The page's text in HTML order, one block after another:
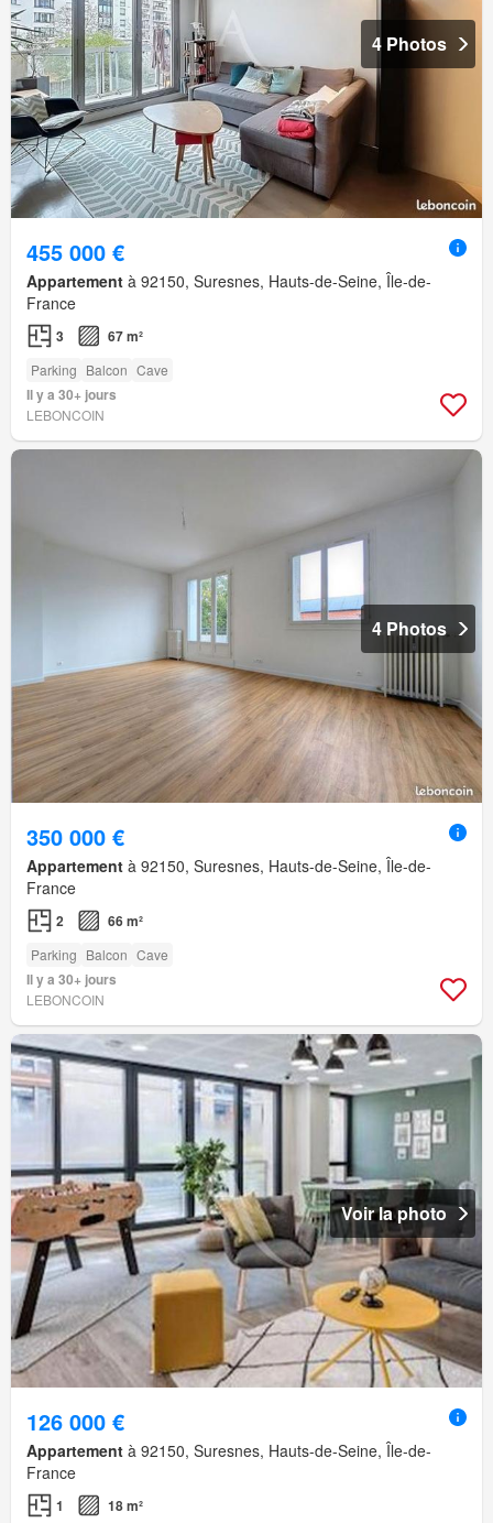
4 Photos
455 000 €
Appartement à 92150, Suresnes, Hauts-de-Seine, Île-de-
France
3 67 m²
Parking Balcon Cave
Il y a 30+ jours
LEBONCOIN
4 Photos
350 000 €
Appartement à 92150, Suresnes, Hauts-de-Seine, Île-de-
France
2 66 m²
Parking Balcon Cave
Il y a 30+ jours
LEBONCOIN
Voir la photo
126 000 €
Appartement à 92150, Suresnes, Hauts-de-Seine, Île-de-
France
1
18 m²